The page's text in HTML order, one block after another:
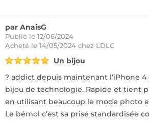
par AnaisG
Publié le 12/06/2024
Acheté le 14/05/2024 chez LDLC
Un bijou
? addict depuis maintenant l’iPhone
bijou de technologie. Rapide et tient
en utilisant beaucoup le mode photo
Le bémol c’est sa prise standardisée